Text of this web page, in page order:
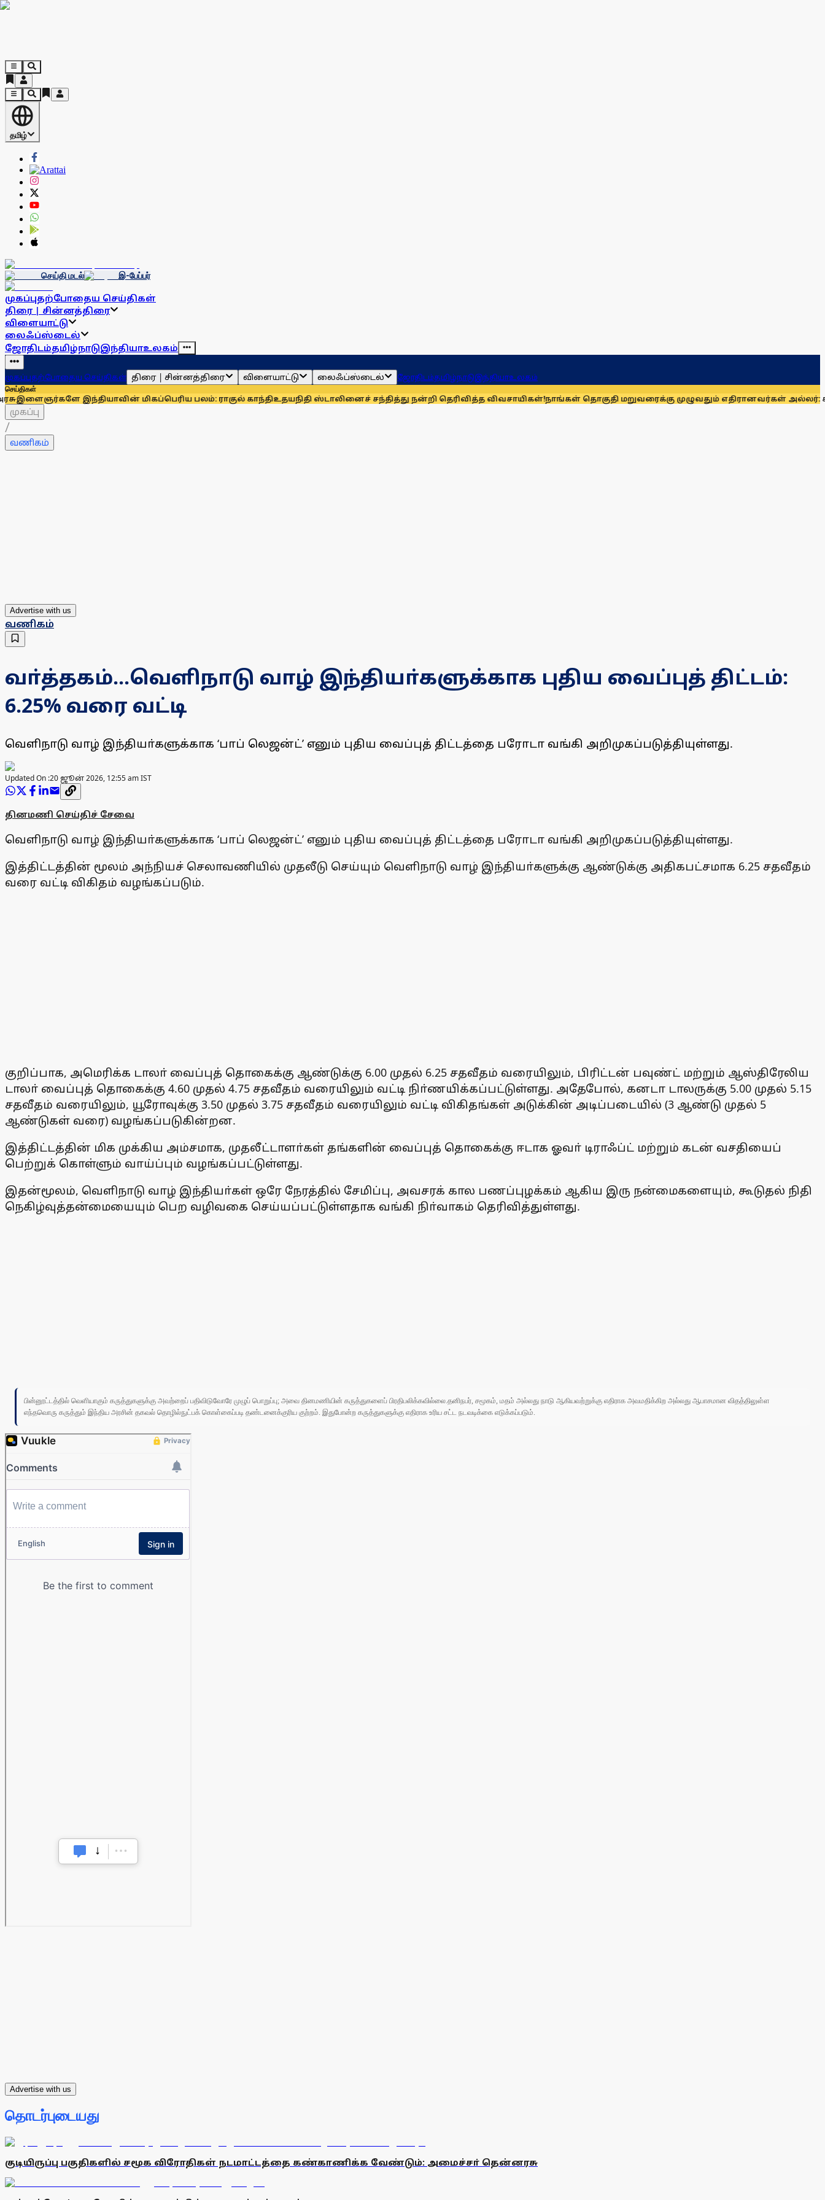
தமிழ்
செய்தி மடல் இ-பேப்பர்
முகப்புதற்போதைய செய்திகள்
திரை | சின்னத்திரை
விளையாட்டு
லைஃப்ஸ்டைல்
ஜோதிடம்தமிழ்நாடுஇந்தியாஉலகம்
முகப்புதற்போதைய செய்திகள் திரை | சின்னத்திரை விளையாட்டு லைஃப்ஸ்டைல் ஜோதிடம்தமிழ்நாடுஇந்தியாஉலகம்
செய்திகள்
இந்தியாவின் மிகப்பெரிய பலம்: ராகுல் காந்திஉதயநிதி ஸ்டாலினைச் சந்தித்து நன்றி தெரிவித்த விவசாயிகள்!நாங்கள் தொகுதி மறுவரைக்கு முழுவதும் எதிரானவர்கள் அல்லர்: கனிமொழி
முகப்பு
/
வணிகம்
Advertise with us
வணிகம்
வா்த்தகம்...வெளிநாடு வாழ் இந்தியா்களுக்காக புதிய வைப்புத் திட்டம்:
6.25% வரை வட்டி
வெளிநாடு வாழ் இந்தியா்களுக்காக ‘பாப் லெஜன்ட்’ எனும் புதிய வைப்புத் திட்டத்தை பரோடா வங்கி அறிமுகப்படுத்தியுள்ளது.
Updated On :20 ஜூன் 2026, 12:55 am IST
தினமணி செய்திச் சேவை
வெளிநாடு வாழ் இந்தியா்களுக்காக ‘பாப் லெஜன்ட்’ எனும் புதிய வைப்புத் திட்டத்தை பரோடா வங்கி அறிமுகப்படுத்தியுள்ளது.
இத்திட்டத்தின் மூலம் அந்நியச் செலாவணியில் முதலீடு செய்யும் வெளிநாடு வாழ் இந்தியா்களுக்கு ஆண்டுக்கு அதிகபட்சமாக 6.25 சதவீதம்
வரை வட்டி விகிதம் வழங்கப்படும்.
குறிப்பாக, அமெரிக்க டாலா் வைப்புத் தொகைக்கு ஆண்டுக்கு 6.00 முதல் 6.25 சதவீதம் வரையிலும், பிரிட்டன் பவுண்ட் மற்றும் ஆஸ்திரேலிய
டாலா் வைப்புத் தொகைக்கு 4.60 முதல் 4.75 சதவீதம் வரையிலும் வட்டி நிா்ணயிக்கப்பட்டுள்ளது. அதேபோல், கனடா டாலருக்கு 5.00 முதல் 5.15
சதவீதம் வரையிலும், யூரோவுக்கு 3.50 முதல் 3.75 சதவீதம் வரையிலும் வட்டி விகிதங்கள் அடுக்கின் அடிப்படையில் (3 ஆண்டு முதல் 5
ஆண்டுகள் வரை) வழங்கப்படுகின்றன.
இத்திட்டத்தின் மிக முக்கிய அம்சமாக, முதலீட்டாளா்கள் தங்களின் வைப்புத் தொகைக்கு ஈடாக ஓவா் டிராஃப்ட் மற்றும் கடன் வசதியைப்
பெற்றுக் கொள்ளும் வாய்ப்பும் வழங்கப்பட்டுள்ளது.
இதன்மூலம், வெளிநாடு வாழ் இந்தியா்கள் ஒரே நேரத்தில் சேமிப்பு, அவசரக் கால பணப்புழக்கம் ஆகிய இரு நன்மைகளையும், கூடுதல் நிதி
நெகிழ்வுத்தன்மையையும் பெற வழிவகை செய்யப்பட்டுள்ளதாக வங்கி நிா்வாகம் தெரிவித்துள்ளது.
பின்னூட்டத்தில் வெளியாகும் கருத்துகளுக்கு அவற்றைப் பதிவிடுவோரே முழுப் பொறுப்பு; அவை தினமணியின் கருத்துகளைப் பிரதிபலிக்கவில்லை.தனிநபர், சமூகம், மதம் அல்லது நாடு ஆகியவற்றுக்கு எதிராக அவமதிக்கிற அல்லது ஆபாசமான விதத்திலுள்ள
எந்தவொரு கருத்தும் இந்திய அரசின் தகவல் தொழில்நுட்பக் கொள்கைப்படி தண்டனைக்குரிய குற்றம். இதுபோன்ற கருத்துகளுக்கு எதிராக உரிய சட்ட நடவடிக்கை எடுக்கப்படும்.
Advertise with us
தொடர்புடையது
குடியிருப்பு பகுதிகளில் சமூக விரோதிகள் நடமாட்டத்தை கண்காணிக்க வேண்டும்: அமைச்சா் தென்னரசு